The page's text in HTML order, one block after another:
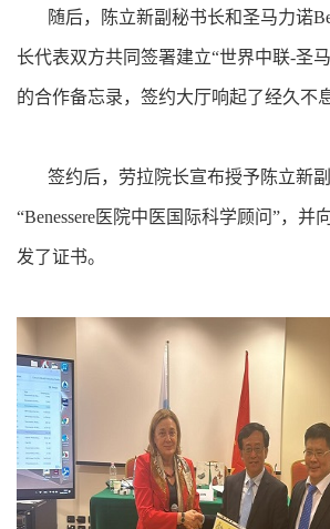
随后，陈立新副秘书长和圣马力诺
长代表双方共同签署建立“世界中联-圣
的合作备忘录，签约大厅响起了经久不
签约后，劳拉院长宣布授予陈立新
“Benessere医院中医国际科学顾问”，并
发了证书。